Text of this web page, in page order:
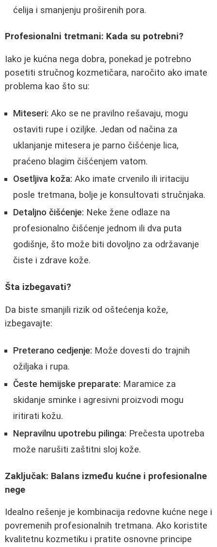
ćelija i smanjenju proširenih pora.
Profesionalni tretmani: Kada su potrebni?
Iako je kućna nega dobra, ponekad je potrebno
posetiti stručnog kozmetičara, naročito ako imate
problema kao što su:
Miteseri: Ako se ne pravilno rešavaju, mogu
ostaviti rupe i oziljke. Jedan od načina za
uklanjanje mitesera je parno čišćenje lica,
praćeno blagim čišćenjem vatom.
Osetljiva koža: Ako imate crvenilo ili iritaciju
posle tretmana, bolje je konsultovati stručnjaka.
Detaljno čišćenje: Neke žene odlaze na
profesionalno čišćenje jednom ili dva puta
godišnje, što može biti dovoljno za održavanje
čiste i zdrave kože.
Šta izbegavati?
Da biste smanjili rizik od oštećenja kože,
izbegavajte:
Preterano cedjenje: Može dovesti do trajnih
ožiljaka i rupa.
Česte hemijske preparate: Maramice za
skidanje sminke i agresivni proizvodi mogu
iritirati kožu.
Nepravilnu upotrebu pilinga: Prečesta upotreba
može narušiti zaštitni sloj kože.
Zaključak: Balans između kućne i profesionalne
nege
Idealno rešenje je kombinacija redovne kućne nege i
povremenih profesionalnih tretmana. Ako koristite
kvalitetnu kozmetiku i pratite osnovne principe